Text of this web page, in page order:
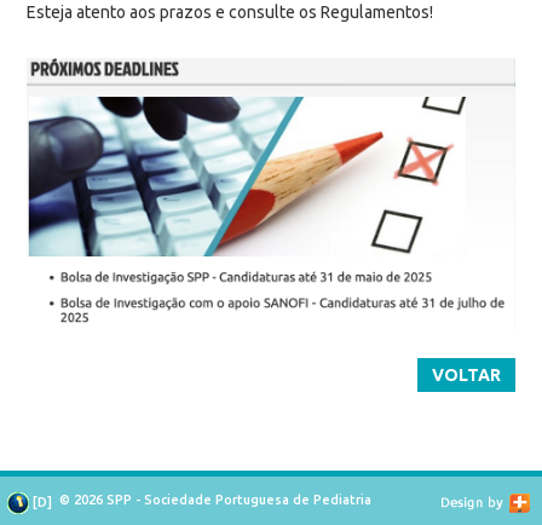
Esteja atento aos prazos e consulte os Regulamentos!
VOLTAR
[D] © 2026 SPP - Sociedade Portuguesa de Pediatria